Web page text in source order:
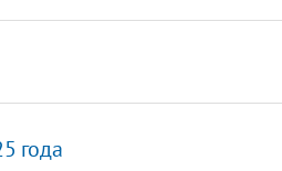
года